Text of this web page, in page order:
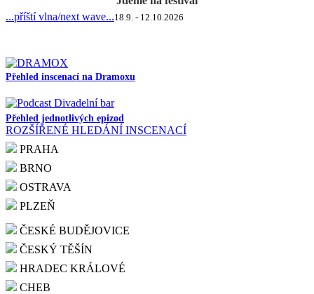
...příští vlna/next wave...18.9. - 12.10.2026
Přehled inscenací na Dramoxu
Přehled jednotlivých epizod
ROZŠÍŘENÉ HLEDÁNÍ INSCENACÍ
PRAHA
BRNO
OSTRAVA
PLZEŇ
ČESKÉ BUDĚJOVICE
ČESKÝ TĚŠÍN
HRADEC KRÁLOVÉ
CHEB